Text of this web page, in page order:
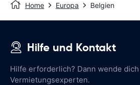
Home Europa Belgien
Hilfe und Kontakt
Hilfe erforderlich? Dann wende
Vermietungsexperten.